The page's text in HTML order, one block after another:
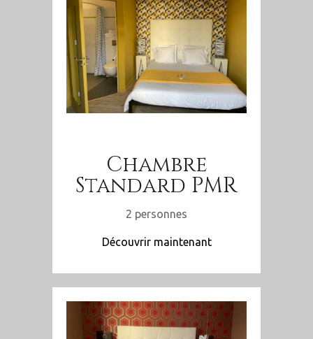
Chambre
Standard PMR
2 personnes
Découvrir maintenant